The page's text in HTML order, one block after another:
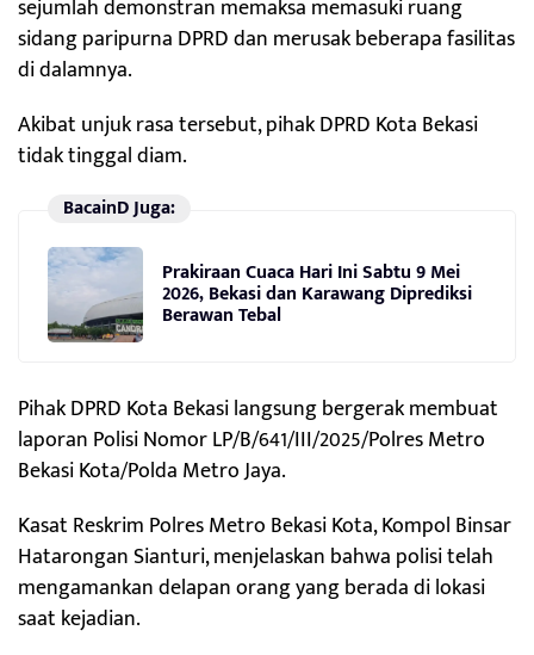
sejumlah demonstran memaksa memasuki ruang
sidang paripurna DPRD dan merusak beberapa fasilitas
di dalamnya.
Akibat unjuk rasa tersebut, pihak DPRD Kota Bekasi
tidak tinggal diam.
BacainD Juga:
Prakiraan Cuaca Hari Ini Sabtu 9 Mei
2026, Bekasi dan Karawang Diprediksi
Berawan Tebal
Pihak DPRD Kota Bekasi langsung bergerak membuat
laporan Polisi Nomor LP/B/641/III/2025/Polres Metro
Bekasi Kota/Polda Metro Jaya.
Kasat Reskrim Polres Metro Bekasi Kota, Kompol Binsar
Hatarongan Sianturi, menjelaskan bahwa polisi telah
mengamankan delapan orang yang berada di lokasi
saat kejadian.